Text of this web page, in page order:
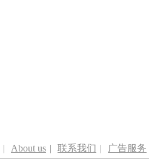
| About us | 联系我们 | 广告服务